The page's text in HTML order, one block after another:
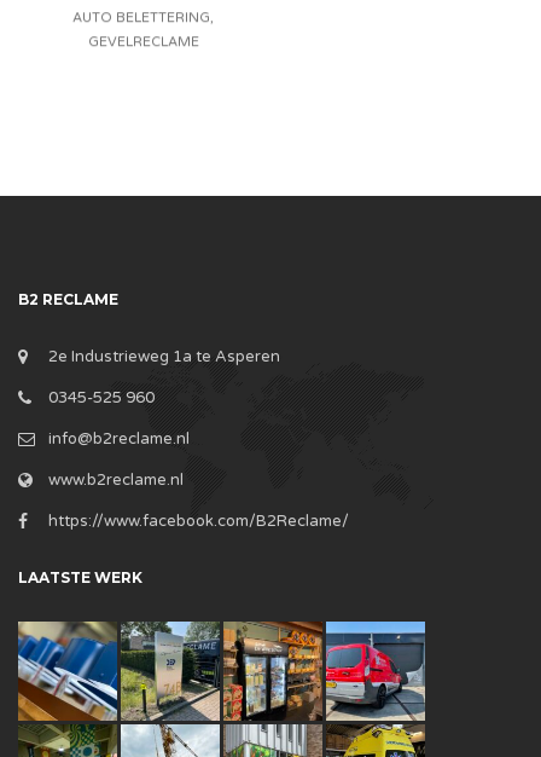
AUTO BELETTERING,
GEVELRECLAME
B2 RECLAME
2e Industrieweg 1a te Asperen
0345-525 960
info@b2reclame.nl
www.b2reclame.nl
https://www.facebook.com/B2Reclame/
LAATSTE WERK